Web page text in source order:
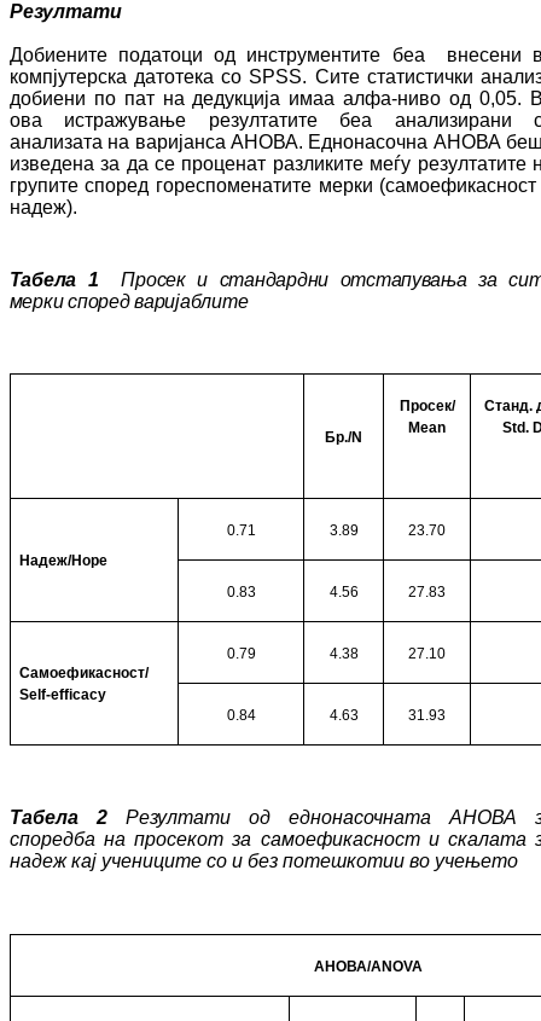
Резултати
Добиените податоци од инструментите беа внесени
компјутерска датотека со SPSS. Сите статистички
добиени по пат на дедукција имаа алфа-ниво од 0,05.
ова истражување резултатите беа ана­ли­зи­ра­ни
анализата на варијанса АНОВА. Ед­но­насочна АНОВА
изведена за да се про­ценат разликите меѓу резултатите
гру­пи­те според гореспоменатите мерки
надеж).
Табела 1
Просек и стандардни отстапувања за
мерки според варијаблите
Бр./N
Просек/
Mean
Станд.
Std.
Надеж/Hope
0.71 3.89 23.70
0.83 4.56 27.83
Самоефикасност/
Self-efficacy
0.79 4.38 27.10
0.84 4.63 31.93
Табела 2Резултати од еднонасочната АНО­ВА
споредба на просекот за са­мо­ефи­касност и скалата
надеж кај уче­ни­ци­те со и без потешкотии во учењето
АНОВА/ANOVA